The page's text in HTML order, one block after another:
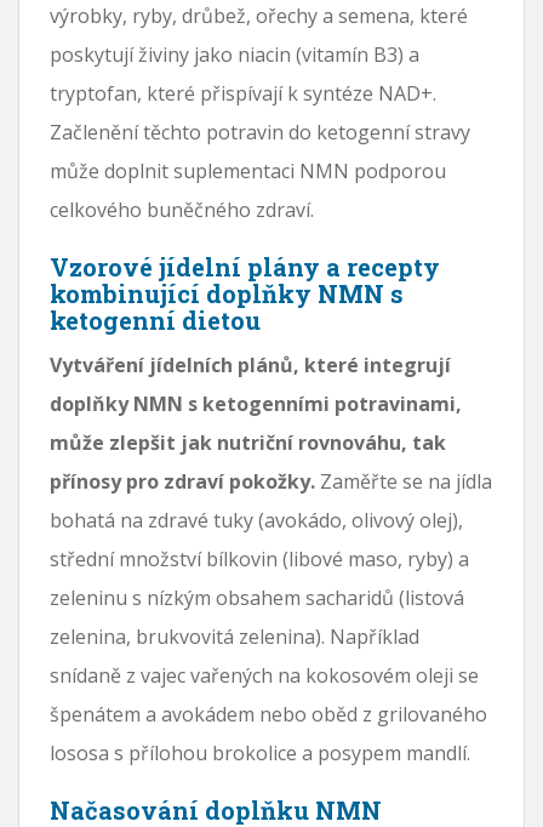
výrobky, ryby, drůbež, ořechy a semena, které
poskytují živiny jako niacin (vitamín B3) a
tryptofan, které přispívají k syntéze NAD+.
Začlenění těchto potravin do ketogenní stravy
může doplnit suplementaci NMN podporou
celkového buněčného zdraví.
Vzorové jídelní plány a recepty
kombinující doplňky NMN s
ketogenní dietou
Vytváření jídelních plánů, které integrují
doplňky NMN s ketogenními potravinami,
může zlepšit jak nutriční rovnováhu, tak
přínosy pro zdraví pokožky. Zaměřte se na jídla
bohatá na zdravé tuky (avokádo, olivový olej),
střední množství bílkovin (libové maso, ryby) a
zeleninu s nízkým obsahem sacharidů (listová
zelenina, brukvovitá zelenina). Například
snídaně z vajec vařených na kokosovém oleji se
špenátem a avokádem nebo oběd z grilovaného
lososa s přílohou brokolice a posypem mandlí.
Načasování doplňku NMN